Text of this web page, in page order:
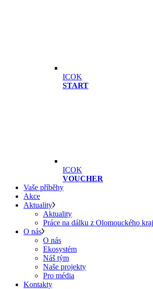
ICOK
START
ICOK
VOUCHER
Vaše příběhy
Akce
Aktuality
Aktuality
Práce na dálku z Olomouckého
O nás
O nás
Ekosystém
Náš tým
Naše projekty
Pro média
Kontakty